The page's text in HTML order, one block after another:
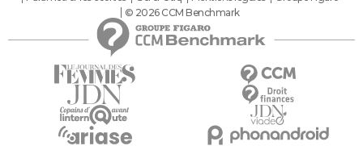
© 2026 CCM Benchmark